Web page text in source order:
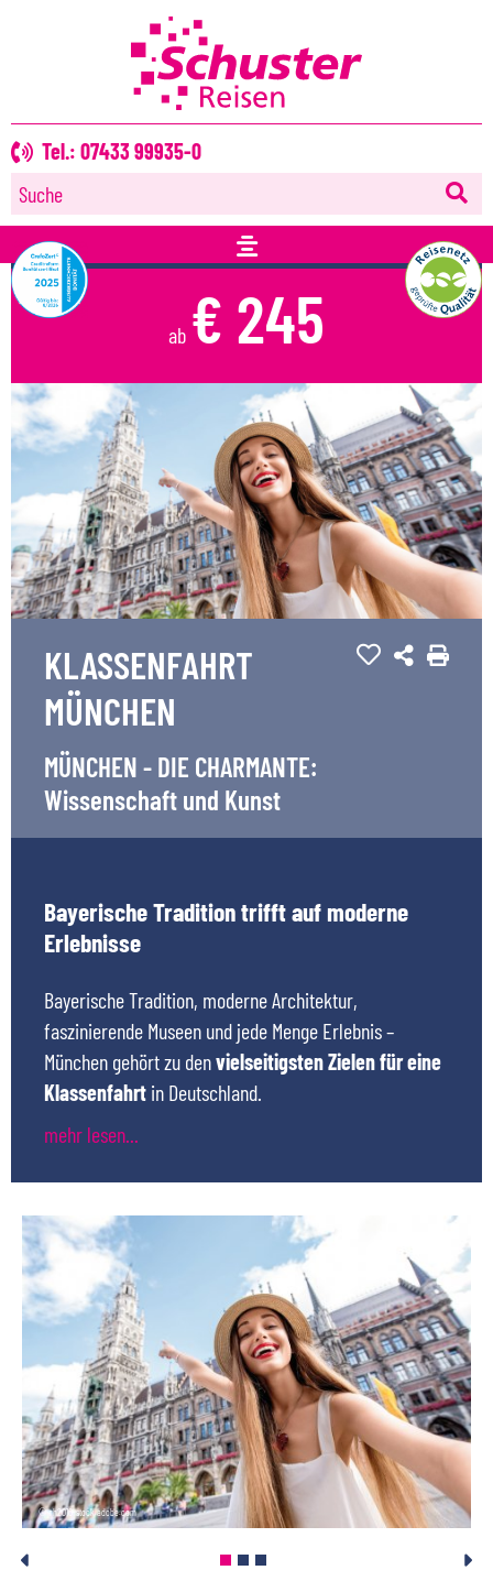
Tel.: 07433 99935-0
Suche
Ihr Klassenfahrten-Spezialist
individuell
durchdacht
STÄDTEREISEN
ab € 245
KLASSENFAHRT
MÜNCHEN
MÜNCHEN - DIE CHARMANTE:
Wissenschaft und Kunst
Bayerische Tradition trifft auf moderne
Erlebnisse
Bayerische Tradition, moderne Architektur,
faszinierende Museen und jede Menge Erlebnis –
München gehört zu denvielseitigsten Zielen für eine
Klassenfahrt in Deutschland.
Ob weltberühmte Museen, beeindruckende Bauwerke,
das passende Programm bereit. Besuchen Sie das
Deutsche Museum, erkunden Sie die Allianz Arena,
entdecken Sie den Olympiapark oder tauchen Sie im
SEA LIFE München in faszinierende Unterwasserwelten
ein. Auch die historische Altstadt mit Marienplatz,
Frauenkirche und Viktualienmarkt lädt zu
abwechslungsreichen Entdeckungstouren ein.
Neben den zahlreichen Sehenswürdigkeiten überzeugt
München mit weitläufigen Grünanlagen, einem
hervorragend ausgebauten Nahverkehr und kurzen
© rh2010-stock.adobe.com